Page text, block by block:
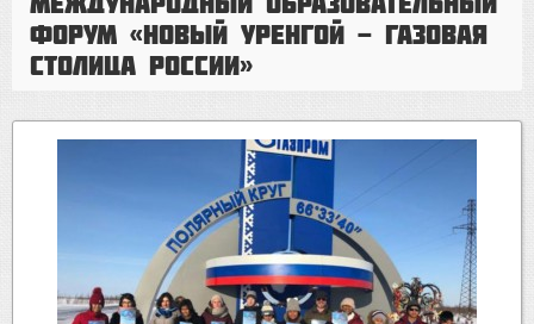
форум «Новый Уренгой - газовая
столица России»